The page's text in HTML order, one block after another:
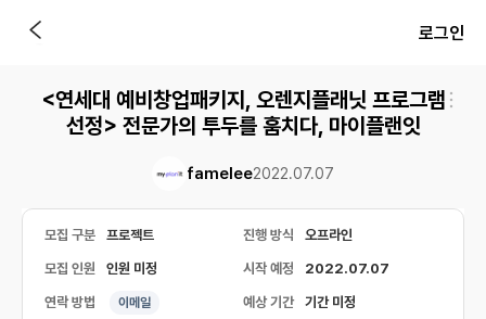
로그인
<연세대 예비창업패키지, 오렌지플래닛 프로그램
선정> 전문가의 투두를 훔치다, 마이플랜잇
famelee2022.07.07
모집 구분 프로젝트 진행 방식 오프라인
모집 인원 인원 미정 시작 예정 2022.07.07
연락 방법 이메일 예상 기간 기간 미정